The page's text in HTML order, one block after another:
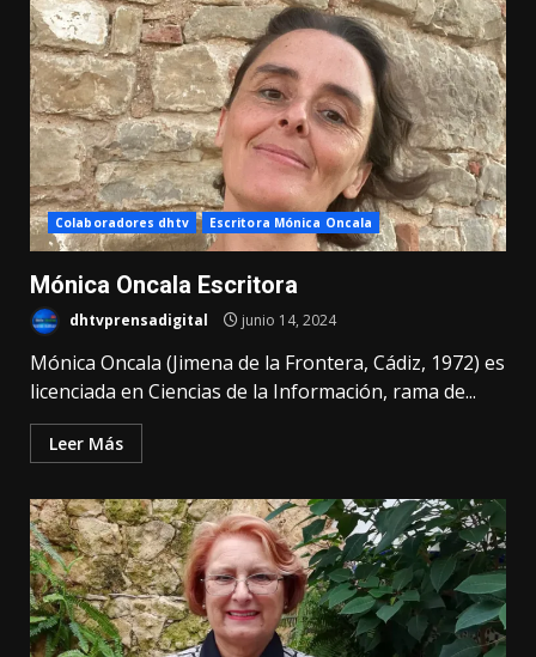
Colaboradores dhtv Escritora Mónica Oncala
Mónica Oncala Escritora
dhtvprensadigital junio 14, 2024
Mónica Oncala (Jimena de la Frontera, Cádiz, 1972) es
licenciada en Ciencias de la Información, rama de...
Leer Más